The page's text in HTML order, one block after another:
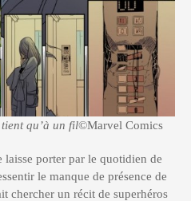
qu’à un fil©Marvel Comics
laisse porter par le quotidien de
le manque de présence de
chercher un récit de superhéros